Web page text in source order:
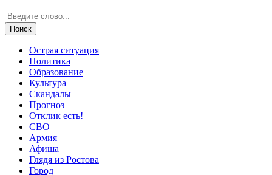
Острая ситуация
Политика
Образование
Культура
Скандалы
Прогноз
Отклик есть!
СВО
Армия
Афиша
Глядя из Ростова
Город